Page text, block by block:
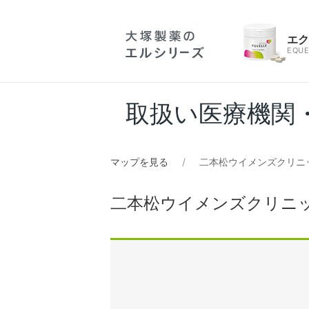
エ
取扱い医療機関
マップを見る 二本松ウイメンズクリニ
二本松ウイメンズクリニ